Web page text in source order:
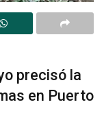
precisó la
en Puerto